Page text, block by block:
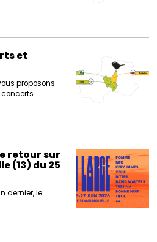
et
proposons
retour sur
(13) du 25
dernier, le